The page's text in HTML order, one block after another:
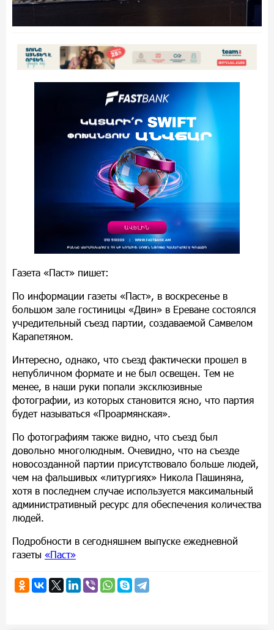
Газета «Паст» пишет։
По информации газеты «Паст», в воскресенье в
большом зале гостиницы «Двин» в Ереване состоялся
учредительный съезд партии, создаваемой Самвелом
Карапетяном.
Интересно, однако, что съезд фактически прошел в
непубличном формате и не был освещен. Тем не
менее, в наши руки попали эксклюзивные
фотографии, из которых становится ясно, что партия
будет называться «Проармянская».
По фотографиям также видно, что съезд был
довольно многолюдным. Очевидно, что на съезде
новосозданной партии присутствовало больше людей,
чем на фальшивых «литургиях» Никола Пашиняна,
хотя в последнем случае используется максимальный
административный ресурс для обеспечения количества
людей.
Подробности в сегодняшнем выпуске ежедневной
газеты «Паст»